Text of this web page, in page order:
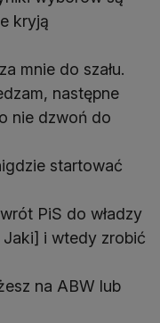
kryją
mnie do szału.
następne
nie dzwoń do
startować
PiS do władzy
i wtedy zrobić
na ABW lub